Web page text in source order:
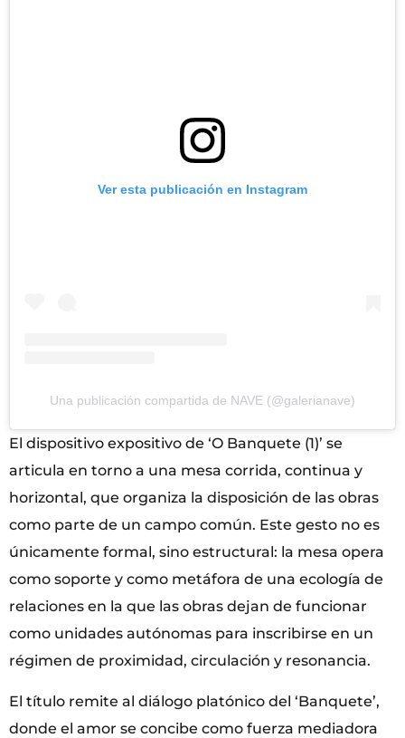
Ver esta publicación en Instagram
Una publicación compartida de NAVE (@galerianave)
El dispositivo expositivo de ‘O Banquete (1)’ se
articula en torno a una mesa corrida, continua y
horizontal, que organiza la disposición de las obras
como parte de un campo común. Este gesto no es
únicamente formal, sino estructural: la mesa opera
como soporte y como metáfora de una ecología de
relaciones en la que las obras dejan de funcionar
como unidades autónomas para inscribirse en un
régimen de proximidad, circulación y resonancia.
El título remite al diálogo platónico del ‘Banquete’,
donde el amor se concibe como fuerza mediadora